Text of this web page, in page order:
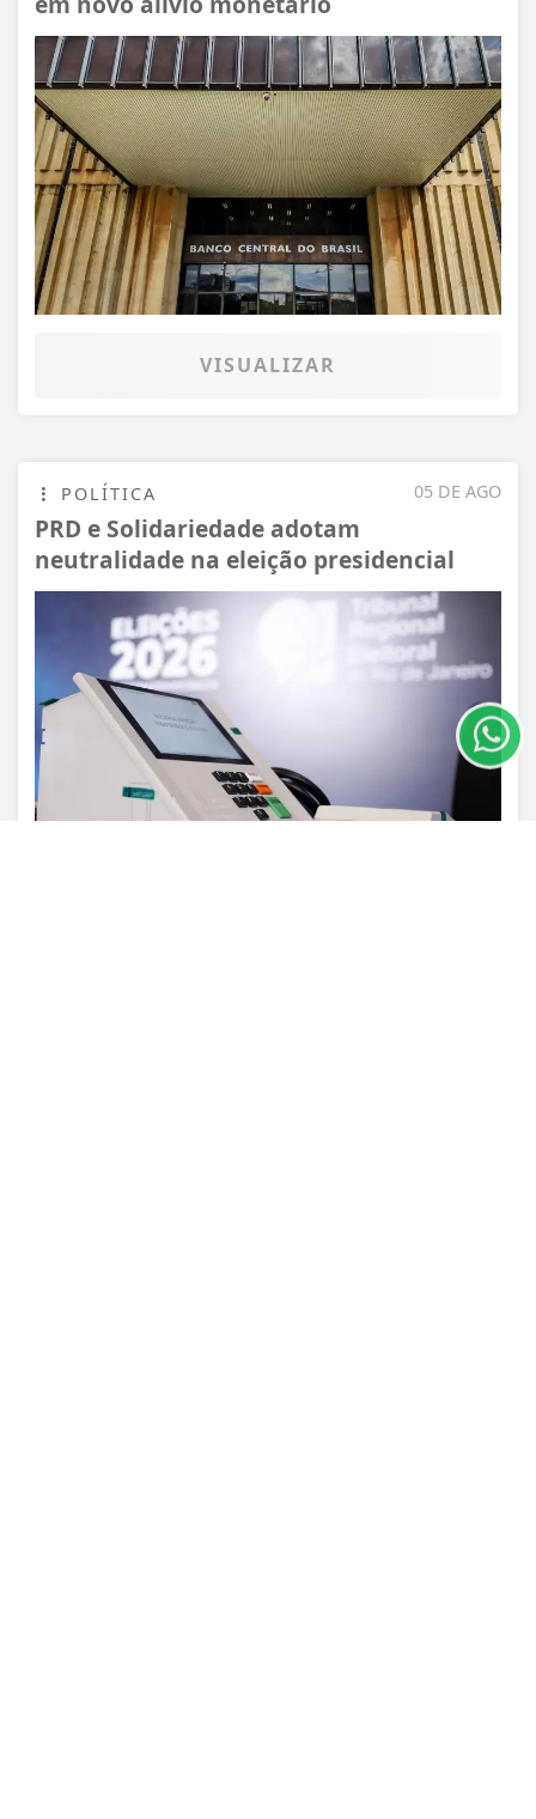
VISUALIZAR
05 DE AGO
POLÍTICA
PRD e Solidariedade adotam
neutralidade na eleição presidencial
Termos de Uso e Privacidade
Esse site utiliza cookies para melhorar sua
experiência de navegação. Ao continuar o acesso,
entendemos que você concorda com nossos Termos
de Uso e Privacidade.
PARA MAIS INFORMAÇÕES,
CLICANDO AQUI
PROSSEGUIR